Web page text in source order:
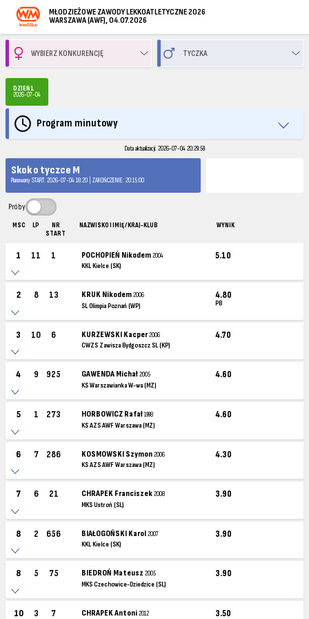
MŁODZIEŻOWE ZAWODY LEKKOATLETYCZNE 2026
WARSZAWA (AWF), 04.07.2026
DZIEŃ 1
2026-07-04
Program minutowy
Data aktualizacji: 2026-07-04 20:29:59
Skok o tyczce M
Planowany START: 2026-07-04 18:20 | ZAKOŃCZENIE: 20:15:00
Próby
MSC LP
NR
START
NAZWISKO I IMIĘ / KRAJ-KLUB WYNIK
1 11 1 POCHOPIEŃ Nikodem2004
KKL Kielce (SK)
5.10
2 8 13 KRUK Nikodem2006
SL Olimpia Poznań (WP)
4.80
PB
3 10 6 KURZEWSKI Kacper2006
CWZS Zawisza Bydgoszcz SL (KP)
4.70
4 9 925 GAWENDA Michał2005
KS Warszawianka W-wa (MZ)
4.60
5 1 273 HORBOWICZ Rafał1998
KS AZS AWF Warszawa (MZ)
4.60
6 7 286 KOSMOWSKI Szymon2006
KS AZS AWF Warszawa (MZ)
4.30
7 6 21 CHRAPEK Franciszek2008
MKS Ustroń (SL)
3.90
8 2 656 BIAŁOGOŃSKI Karol2007
KKL Kielce (SK)
3.90
8 5 75 BIEDROŃ Mateusz2005
MKS Czechowice-Dziedzice (SL)
3.90
10 3 7 CHRAPEK Antoni2012 3.50